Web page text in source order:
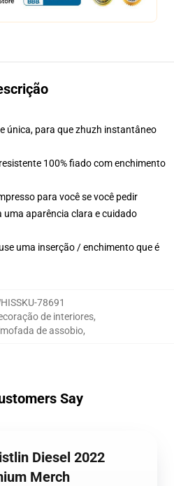
única, para que zhuzh instantâneo
100% fiado com enchimento
para você se você pedir
aparência clara e cuidado
uma inserção / enchimento que é
78691
de interiores,
de assobio,
Say
Diesel 2022
Merch